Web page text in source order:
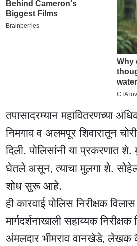
तपासादरम्यान महावितरणच्या
निमगाव व अलमपूर शिवारातून
दिली. पोलिसांनी या प्रकरणात शे.
घेतले असून, त्याचा मुलगा शे.
शोध सुरू आहे.
ही कारवाई पोलिस निरीक्षक
मार्गदर्शनाखाली सहाय्यक
अंमलदार भीमराव वानखेडे,